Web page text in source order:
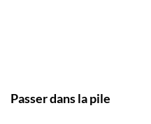
Passer dans la pile